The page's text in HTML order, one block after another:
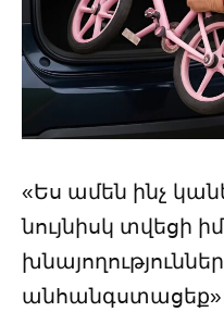
«Ես ամեն ինչ
նույնիսկ տվեցի